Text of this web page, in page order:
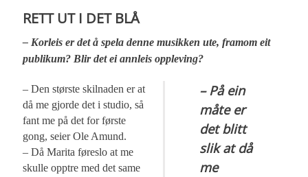
RETT UT I DET BLÅ
– Korleis er det å spela denne musikken ute, framom eit
publikum? Blir det ei annleis oppleving?
– På ein
måte er
det blitt
slik at då
me
– Den største skilnaden er at
då me gjorde det i studio, så
fant me på det for første
gong, seier Ole Amund.
– Då Marita føreslo at me
skulle opptre med det same